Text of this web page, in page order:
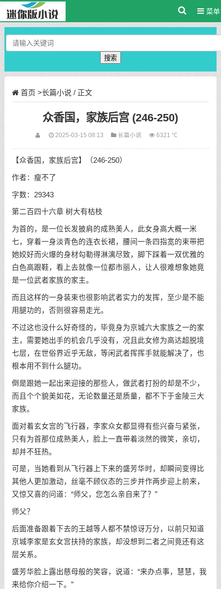
菜单
搜索
首页 >长篇小说 / 正文
众香国，家族后宫 (246-250)
2025-03-15 08:13 长篇小说 6321 ℃
【众香国，家族后宫】（246-250）
作者：瘦不了
字数：29343
第二百四十六章 树大有枯枝
为首的，是一位长发披肩的成熟美人，此女身高大概一米
七，穿着一身淡青色的连衣长裙，腰间一条四指宽的束带把
她姣好而火爆的身材勾勒得淋漓尽致，脚下踩着一双优雅的
白色高跟鞋，看上去就像一位都市丽人，让人很难想象她竟
是一位武者家族的家主。
而且这样的一身装束也很影响武者实力的发挥，至少是不能
用腿功的，否则很容易走光。
不过这也没什么好奇怪的，毕竟身为京城六大家族之一的家
主，需要她出手的机会几乎没有，况且此女修为高达超脱境
七层，在世俗界近乎无敌，等闲武者挥挥手就能解决了，也
根本用不到什么腿功。
倒是跟她一起出来迎接的那些人，做武者打扮的却是不少，
而且个个貌美如花，无论数量还是质量，都不下于金陵三大
家族。
面对着玄女宫的飞行器，李家众女都显得有些兴奋与紧张，
只有为首那位成熟美人，脸上一直带着淡然的微笑，亲切，
却并不狂热。
可是，当她看到从飞行器上下来的盛芳华时，却瞬间变得比
其他人更加激动，丝毫不顾仪态的三步并作两步迎上前来，
又惊又喜的问道：“师父，您怎么亲自来了？”
师父？
后面准备跟着下去的王越等人都不禁惊讶万分，以前只知道
京城李家是玄女宫扶持的家族，却没想到二者之间竟还有这
层关系。
盛芳华脸上露出慈母般的笑容，说道：“来办点事，慧慧，我
来给你介绍一下。”